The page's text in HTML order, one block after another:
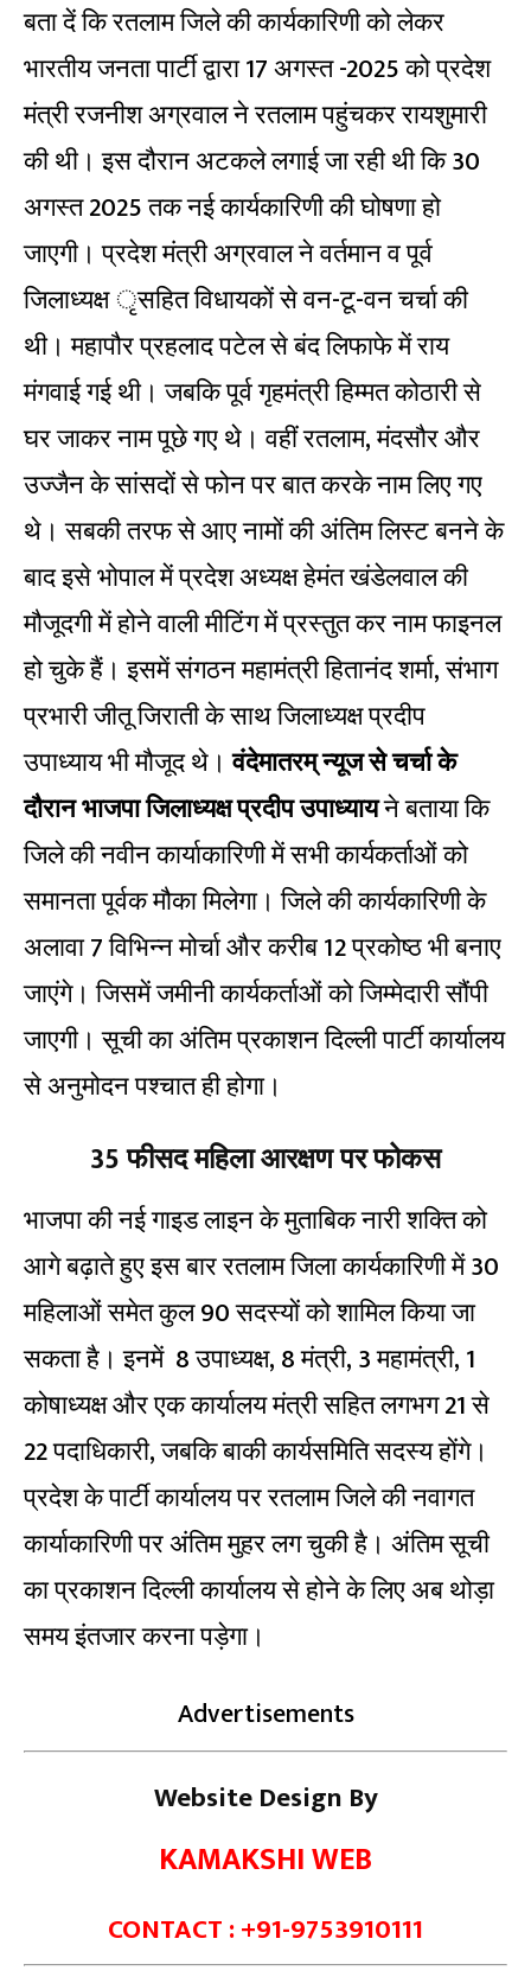
बता दें कि रतलाम जिले की कार्यकारिणी को लेकर
भारतीय जनता पार्टी द्वारा 17 अगस्त -2025 को प्रदेश
मंत्री रजनीश अग्रवाल ने रतलाम पहुंचकर रायशुमारी
की थी। इस दौरान अटकले लगाई जा रही थी कि 30
अगस्त 2025 तक नई कार्यकारिणी की घोषणा हो
जाएगी। प्रदेश मंत्री अग्रवाल ने वर्तमान व पूर्व
जिलाध्यक्ष ृसहित विधायकों से वन-टू-वन चर्चा की
थी। महापौर प्रहलाद पटेल से बंद लिफाफे में राय
मंगवाई गई थी। जबकि पूर्व गृहमंत्री हिम्मत कोठारी से
घर जाकर नाम पूछे गए थे। वहीं रतलाम, मंदसौर और
उज्जैन के सांसदों से फोन पर बात करके नाम लिए गए
थे। सबकी तरफ से आए नामों की अंतिम लिस्ट बनने के
बाद इसे भोपाल में प्रदेश अध्यक्ष हेमंत खंडेलवाल की
मौजूदगी में होने वाली मीटिंग में प्रस्तुत कर नाम फाइनल
हो चुके हैं। इसमें संगठन महामंत्री हितानंद शर्मा, संभाग
प्रभारी जीतू जिराती के साथ जिलाध्यक्ष प्रदीप
उपाध्याय भी मौजूद थे।वंदेमातरम् न्यूज से चर्चा के
दौरान भाजपा जिलाध्यक्ष प्रदीप उपाध्यायने बताया कि
जिले की नवीन कार्याकारिणी में सभी कार्यकर्ताओं को
समानता पूर्वक मौका मिलेगा। जिले की कार्यकारिणी के
अलावा 7 विभिन्न मोर्चा और करीब 12 प्रकोष्ठ भी बनाए
जाएंगे। जिसमें जमीनी कार्यकर्ताओं को जिम्मेदारी सौंपी
जाएगी। सूची का अंतिम प्रकाशन दिल्ली पार्टी कार्यालय
से अनुमोदन पश्चात ही होगा।
35 फीसद महिला आरक्षण पर फोकस
भाजपा की नई गाइड लाइन के मुताबिक नारी शक्ति को
आगे बढ़ाते हुए इस बार रतलाम जिला कार्यकारिणी में 30
महिलाओं समेत कुल 90 सदस्यों को शामिल किया जा
सकता है। इनमें 8 उपाध्यक्ष, 8 मंत्री, 3 महामंत्री, 1
कोषाध्यक्ष और एक कार्यालय मंत्री सहित लगभग 21 से
22 पदाधिकारी, जबकि बाकी कार्यसमिति सदस्य होंगे।
प्रदेश के पार्टी कार्यालय पर रतलाम जिले की नवागत
कार्याकारिणी पर अंतिम मुहर लग चुकी है। अंतिम सूची
का प्रकाशन दिल्ली कार्यालय से होने के लिए अब थोड़ा
समय इंतजार करना पड़ेगा।
Advertisements
Website Design By
KAMAKSHI WEB
CONTACT : +91-9753910111